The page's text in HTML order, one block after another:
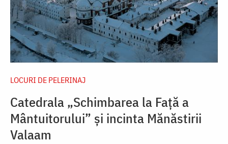
LOCURI DE PELERINAJ
Catedrala „Schimbarea la Față a
Mântuitorului” și incinta Mănăstirii
Valaam